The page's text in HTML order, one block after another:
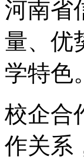
河南省
量、优
学特色。
校企合
作关系